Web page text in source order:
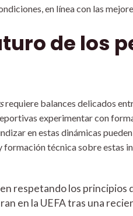
en línea con las
de los
requiere balances delicados
experimentar con
en estas dinámicas
técnica sobre estas
respetando los
en la UEFA tras una